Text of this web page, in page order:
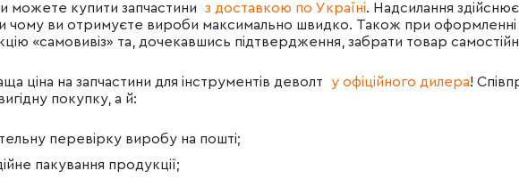
можете купити запчастини з доставкою по Україні. Надсилання
чому ви отримуєте вироби максимально швидко. Також при оформленні
«самовивіз» та, дочекавшись підтвердження, забрати товар
ціна на запчастини для інструментів деволт у офіційного дилера!
покупку, а й:
перевірку виробу на пошті;
пакування продукції;